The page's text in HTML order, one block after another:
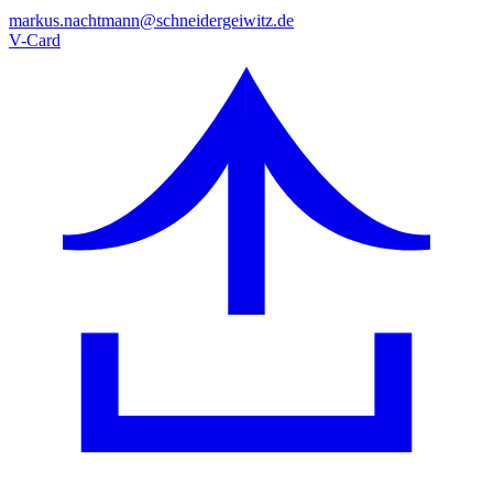
markus.nachtmann@schneidergeiwitz.de
V-Card